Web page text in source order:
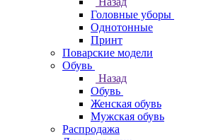
Головные уборы
Однотонные
Принт
Поварские модели
Обувь
Назад
Обувь
Женская обувь
Мужская обувь
Распродажа